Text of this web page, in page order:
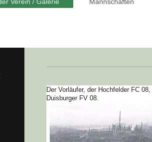
Der Vorläufer, der Hochfelder FC
Duisburger FV 08.